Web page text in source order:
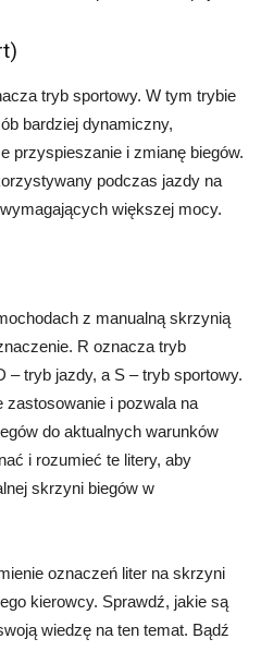
tryb sportowy. W tym trybie
bardziej dynamiczny,
przyspieszanie i zmianę biegów.
podczas jazdy na
większej mocy.
z manualną skrzynią
R oznacza tryb
– tryb jazdy, a S – tryb sportowy.
i pozwala na
do aktualnych warunków
i rozumieć te litery, aby
skrzyni biegów w
oznaczeń liter na skrzyni
kierowcy. Sprawdź, jakie są
wiedzę na ten temat. Bądź